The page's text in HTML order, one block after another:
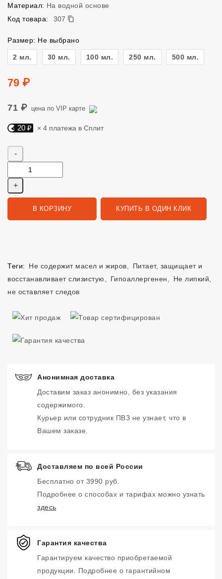
Материал: На водной основе
Код товара:
307
307
Размер: Не выбрано
Размер
2 мл. 30 мл. 100 мл. 250 мл. 500 мл.
Цена
79 ₽
71 ₽ цена по VIP карте
Яндекс Сплит. 20 руб, 4 платежа в Сплит
20 ₽ × 4 платежа в Сплит
В КОРЗИНУ КУПИТЬ В ОДИН КЛИК
Теги: Не содержит масел и жиров
Питает, защищает и
восстанавливает слизистую
Гипоаллергенен
Не липкий,
не оставляет следов
Анонимная доставка
Доставим заказ анонимно, без указания
содержимого.
Курьер или сотрудник ПВЗ не узнает, что в
Вашем заказе.
Доставляем по всей России
Бесплатно от 3990 руб.
Подробнее о способах и тарифах можно узнать
здесь
Гарантия качества
Гарантируем качество приобретаемой
продукции. Подробнее о гарантийном